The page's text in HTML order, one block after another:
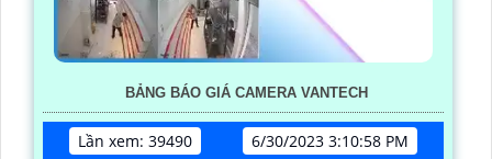
BẢNG BÁO GIÁ CAMERA VANTECH
Lần xem: 39490
6/30/2023 3:10:58 PM